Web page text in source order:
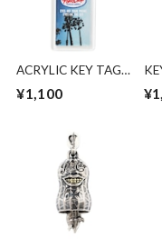
ACRYLIC KEY TAG
¥1,100